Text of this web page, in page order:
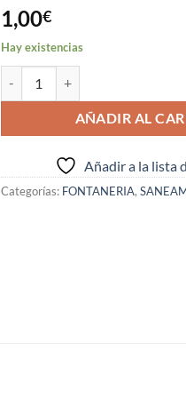
1,00€
Hay existencias
AÑADIR AL
Añadir a la lista
Categorías: FONTANERIA,